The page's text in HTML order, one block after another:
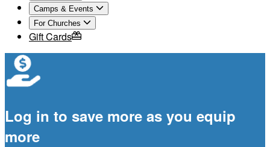
Camps & Events
For Churches
Gift Cards
Log in to save more as you equip
more